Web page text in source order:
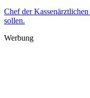
Chef der
sollen.
Werbung